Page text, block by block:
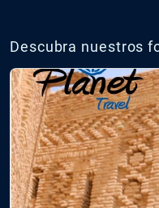
Descubra nuestros